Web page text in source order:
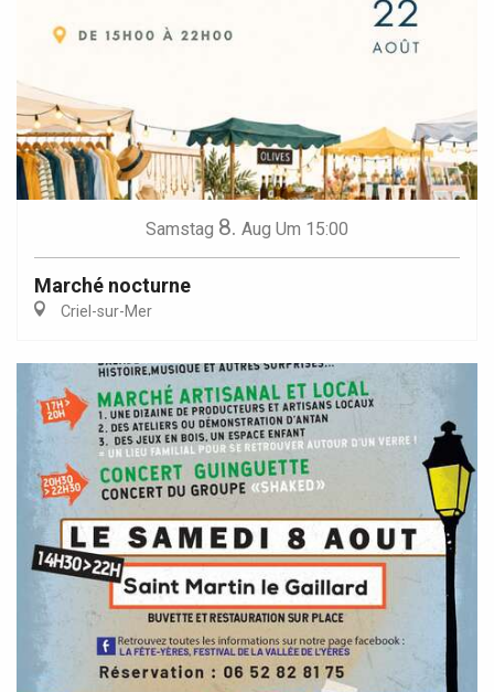
Samstag 8. Aug Um 15:00
Marché nocturne
Criel-sur-Mer